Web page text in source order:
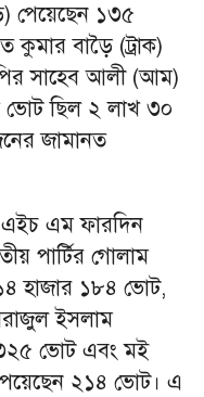
পেয়েছেন ১৩৫
কুমার বাড়ৈ (ট্রাক)
সাহেব আলী (আম)
ভোট ছিল ২ লাখ ৩০
জামানত
এইচ এম ফারদিন
পার্টির গোলাম
হাজার ১৮৪ ভোট,
ইসলাম
৩২৫ ভোট এবং মই
২১৪ ভোট। এ